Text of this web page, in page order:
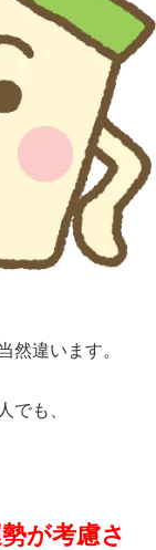
然違います。
でも、
が考慮さ